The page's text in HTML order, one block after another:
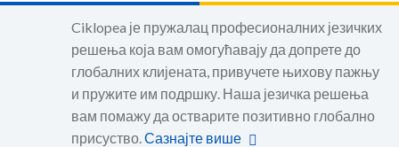
Ciklopea је пружалац професионалних језичких
решења која вам омогућавају да допрете до
глобалних клијената, привучете њихову пажњу
и пружите им подршку. Наша језичка решења
вам помажу да остварите позитивно глобално
присуство.Сазнајте више